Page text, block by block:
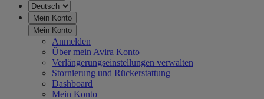
Mein Konto
Mein Konto
Anmelden
Über mein Avira Konto
Verlängerungseinstellungen verwalten
Stornierung und Rückerstattung
Dashboard
Mein Konto